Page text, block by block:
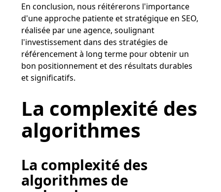
En conclusion, nous réitérerons l'importance
d'une approche patiente et stratégique en SEO,
réalisée par une agence, soulignant
l'investissement dans des stratégies de
référencement à long terme pour obtenir un
bon positionnement et des résultats durables
et significatifs.
La complexité des
algorithmes
La complexité des
algorithmes de